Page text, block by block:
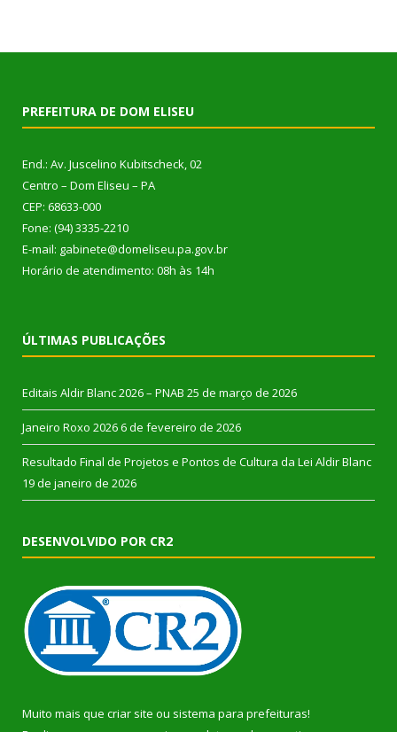
PREFEITURA DE DOM ELISEU
End.: Av. Juscelino Kubitscheck, 02
Centro – Dom Eliseu – PA
CEP: 68633-000
Fone: (94) 3335-2210
E-mail: gabinete@domeliseu.pa.gov.br
Horário de atendimento: 08h às 14h
ÚLTIMAS PUBLICAÇÕES
Editais Aldir Blanc 2026 – PNAB 25 de março de 2026
Janeiro Roxo 2026 6 de fevereiro de 2026
Resultado Final de Projetos e Pontos de Cultura da Lei Aldir Blanc
19 de janeiro de 2026
DESENVOLVIDO POR CR2
Muito mais que criar site ou sistema para prefeituras!